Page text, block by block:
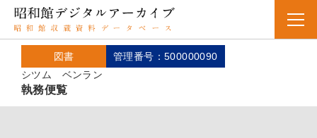
図書
シツム ベンラン
管理番号：500000090
執務便覧